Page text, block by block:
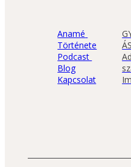
Anamé
Története
Podcast
Blog
Kapcsolat